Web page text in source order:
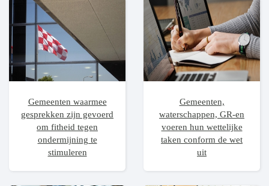
Gemeenten waarmee
gesprekken zijn gevoerd
om fitheid tegen
ondermijning te
stimuleren
Gemeenten,
waterschappen, GR-en
voeren hun wettelijke
taken conform de wet
uit